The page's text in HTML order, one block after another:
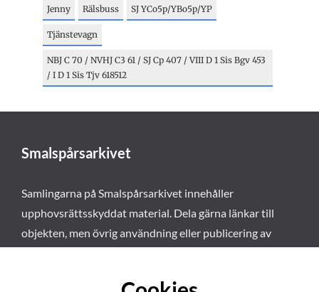
Jenny Rälsbuss SJ YCo5p/YBo5p/YP
Tjänstevagn
NBJ C 70 / NVHJ C3 61 / SJ Cp 407 / VIII D 1 Sis Bgv 453
/ I D 1 Sis Tjv 618512
Smalspårsarkivet
Samlingarna på Smalspårsarkivet innehåller
upphovsrättsskyddat material. Dela gärna länkar till
objekten, men övrig användning eller publicering av